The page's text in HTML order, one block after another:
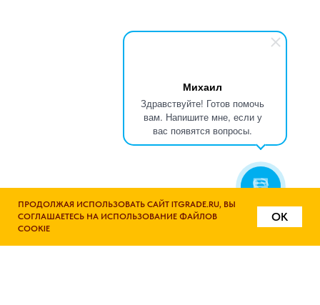
Михаил
Здравствуйте! Готов помочь
вам. Напишите мне, если у
вас появятся вопросы.
ПРОДОЛЖАЯ ИСПОЛЬЗОВАТЬ САЙТ ITGRADE.RU, ВЫ
СОГЛАШАЕТЕСЬ НА ИСПОЛЬЗОВАНИЕ ФАЙЛОВ
COOKIE
OK